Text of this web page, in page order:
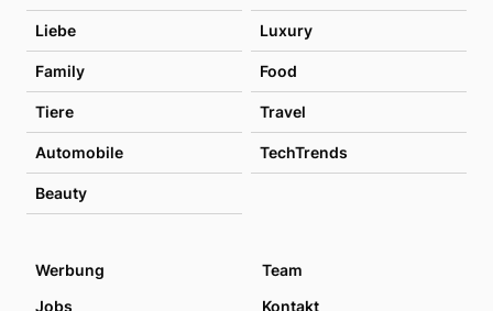
Liebe Luxury
Family Food
Tiere Travel
Automobile TechTrends
Beauty
Werbung
Team
Jobs
Kontakt